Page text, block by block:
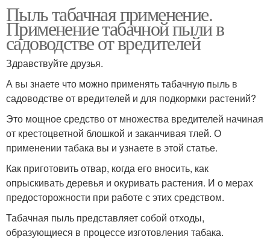
Пыль табачная применение.
Применение табачной пыли в
садоводстве от вредителей
Здравствуйте друзья.
А вы знаете что можно применять табачную пыль в
садоводстве от вредителей и для подкормки растений?
Это мощное средство от множества вредителей начиная
от крестоцветной блошкой и заканчивая тлей. О
применении табака вы и узнаете в этой статье.
Как приготовить отвар, когда его вносить, как
опрыскивать деревья и окуривать растения. И о мерах
предосторожности при работе с этих средством.
Табачная пыль представляет собой отходы,
образующиеся в процессе изготовления табака.